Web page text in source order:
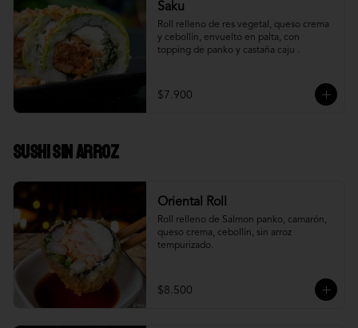
Saku
Roll relleno de res vegetal, queso crema
y cebollín, envuelto en palta, con
topping de panko y castaña caju .
$7.900
Sushi Sin Arroz
Oriental Roll
Roll relleno de Salmon panko, camarón,
queso crema, cebollín, sin arroz
tempurizado.
$8.500